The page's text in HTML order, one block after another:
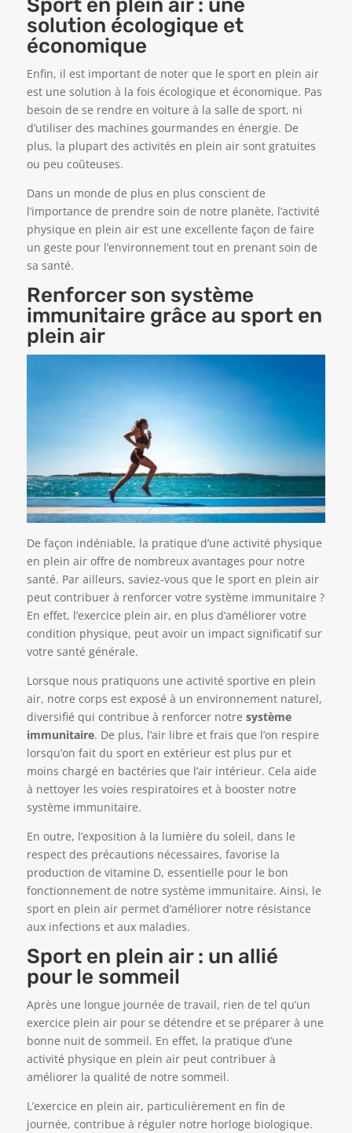
solution écologique et
économique
Enfin, il est important de noter que le sport en plein air
est une solution à la fois écologique et économique. Pas
besoin de se rendre en voiture à la salle de sport, ni
d’utiliser des machines gourmandes en énergie. De
plus, la plupart des activités en plein air sont gratuites
ou peu coûteuses.
Dans un monde de plus en plus conscient de
l’importance de prendre soin de notre planète, l’activité
physique en plein air est une excellente façon de faire
un geste pour l’environnement tout en prenant soin de
sa santé.
Renforcer son système
immunitaire grâce au sport en
plein air
De façon indéniable, la pratique d’une activité physique
en plein air offre de nombreux avantages pour notre
santé. Par ailleurs, saviez-vous que le sport en plein air
peut contribuer à renforcer votre système immunitaire ?
En effet, l’exercice plein air, en plus d’améliorer votre
condition physique, peut avoir un impact significatif sur
votre santé générale.
Lorsque nous pratiquons une activité sportive en plein
air, notre corps est exposé à un environnement naturel,
diversifié qui contribue à renforcer notre système
immunitaire. De plus, l’air libre et frais que l’on respire
lorsqu’on fait du sport en extérieur est plus pur et
moins chargé en bactéries que l’air intérieur. Cela aide
à nettoyer les voies respiratoires et à booster notre
système immunitaire.
En outre, l’exposition à la lumière du soleil, dans le
respect des précautions nécessaires, favorise la
production de vitamine D, essentielle pour le bon
fonctionnement de notre système immunitaire. Ainsi, le
sport en plein air permet d’améliorer notre résistance
aux infections et aux maladies.
Sport en plein air : un allié
pour le sommeil
Après une longue journée de travail, rien de tel qu’un
exercice plein air pour se détendre et se préparer à une
bonne nuit de sommeil. En effet, la pratique d’une
activité physique en plein air peut contribuer à
améliorer la qualité de notre sommeil.
L’exercice en plein air, particulièrement en fin de
journée, contribue à réguler notre horloge biologique.